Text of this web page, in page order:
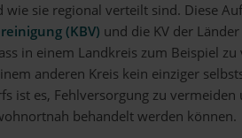
sie regional verteilt sind. Diese
(KBV) und die KV der
in einem Landkreis zum Beispiel zu
anderen Kreis kein einziger
ist es, Fehlversorgung zu vermeiden
behandelt werden können.